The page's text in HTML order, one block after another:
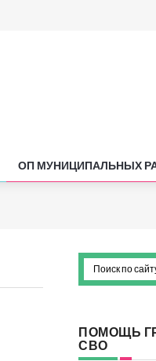
ОП МУНИЦИПАЛЬНЫХ
ПОМОЩЬ
СВО